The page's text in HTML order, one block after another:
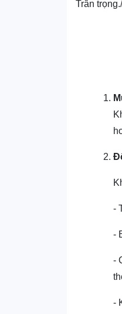
Trân
-
-
-
-